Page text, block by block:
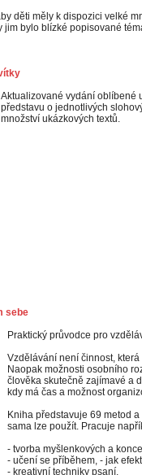
děti měly k dispozici velké
jim bylo blízké popisované
Aktualizované vydání oblíbené
představu o jednotlivých
množství ukázkových textů.
sebe
Praktický průvodce pro
Vzdělávání není činnost,
Naopak možnosti osobního
člověka skutečně zajímavé a
kdy má čas a možnost
Kniha představuje 69 metod
sama lze použít. Pracuje
- tvorba myšlenkových a
- učení se příběhem, - jak
- kreativní techniky psaní,